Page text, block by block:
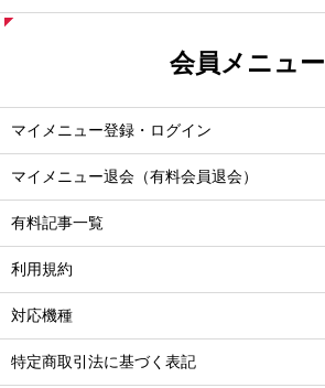
会員メニュー
マイメニュー登録・ログイン
マイメニュー退会（有料会員退会）
有料記事一覧
利用規約
対応機種
特定商取引法に基づく表記